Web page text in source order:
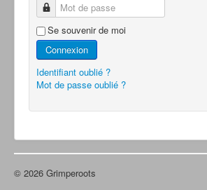
Mot de passe
Se souvenir de moi
Connexion
Identifiant oublié ?
Mot de passe oublié ?
© 2026 Grimperoots